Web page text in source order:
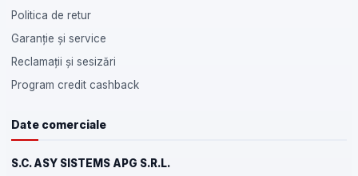
Politica de retur
Garanție și service
Reclamații și sesizări
Program credit cashback
Date comerciale
S.C. ASY SISTEMS APG S.R.L.